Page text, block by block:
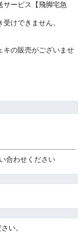
サービス【飛脚宅急
けできません。
キの販売がございませ
合わせください
い。